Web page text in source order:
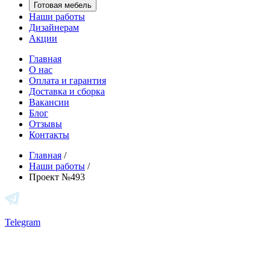
Готовая мебель
Наши работы
Дизайнерам
Акции
Главная
О нас
Оплата и гарантия
Доставка и сборка
Вакансии
Блог
Отзывы
Контакты
Главная /
Наши работы /
Проект №493
Telegram